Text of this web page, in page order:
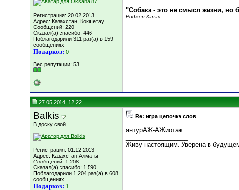
Регистрация: 20.02.2013
Адрес: Казахстан, Кокшетау
Сообщений: 220
Сказал(а) спасибо: 446
Поблагодарили 311 раз(а) в 159
сообщениях
Подарков: 0
Вес репутации: 53
"Собака - это не смысл жизни, но
Роджер Карас
27.05.2014, 12:22
Balkis
В доску свой
Регистрация: 01.12.2013
Адрес: Казахстан,Алматы
Сообщений: 1,208
Сказал(а) спасибо: 1,590
Поблагодарили 1,204 раз(а) в 608
сообщениях
Подарков: 1
Re: игра цепочка слов
антурАЖ-АЖиотаж
Живу настоящим. Уверена в